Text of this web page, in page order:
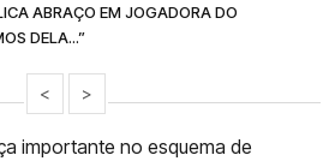
ABRAÇO EM JOGADORA DO
DELA...”
< >
importante no esquema de